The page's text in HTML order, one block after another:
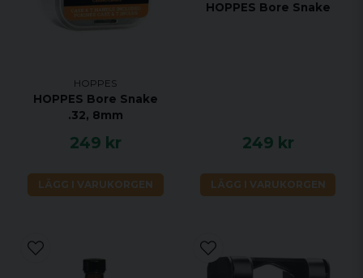
HOPPES
HOPPES Bore Snake
.32, 8mm
249 kr
LÄGG I VARUKORGEN
HOPPES Bore Snake
249 kr
LÄGG I VARUKORGEN